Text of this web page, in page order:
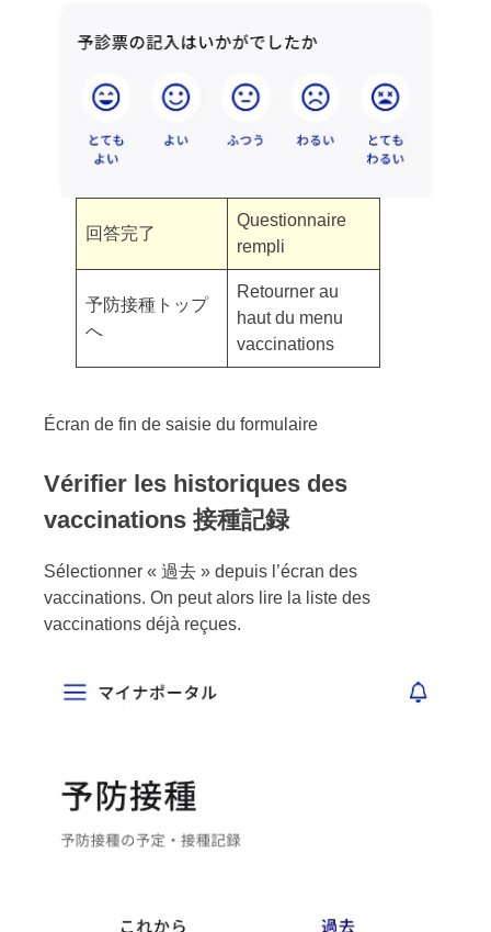
回答完了
Questionnaire
rempli
予防接種トップ
へ
Retourner au
haut du menu
vaccinations
Écran de fin de saisie du formulaire
Vérifier les historiques des
vaccinations 接種記録
Sélectionner « 過去 » depuis l’écran des
vaccinations. On peut alors lire la liste des
vaccinations déjà reçues.